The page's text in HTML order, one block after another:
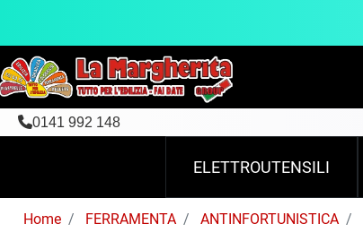
0141 992 148
ELETTROUTENSILI
Home FERRAMENTA ANTINFORTUNISTICA